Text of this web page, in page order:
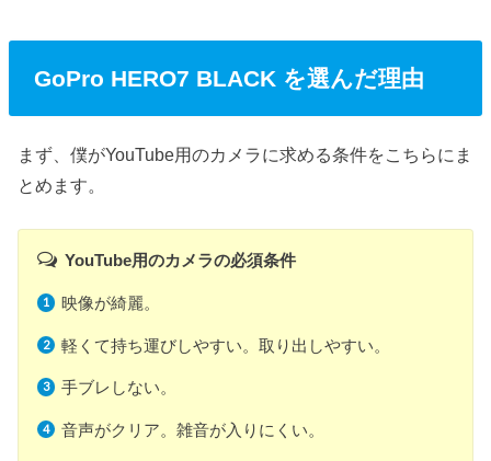
GoPro HERO7 BLACK を選んだ理由
まず、僕がYouTube用のカメラに求める条件をこちらにま
とめます。
YouTube用のカメラの必須条件
映像が綺麗。
軽くて持ち運びしやすい。取り出しやすい。
手ブレしない。
音声がクリア。雑音が入りにくい。